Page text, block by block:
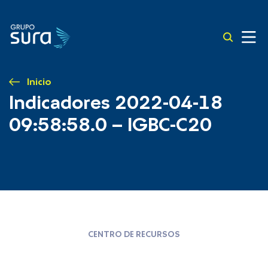
Inicio
Indicadores 2022-04-18
09:58:58.0 – IGBC-C20
CENTRO DE RECURSOS